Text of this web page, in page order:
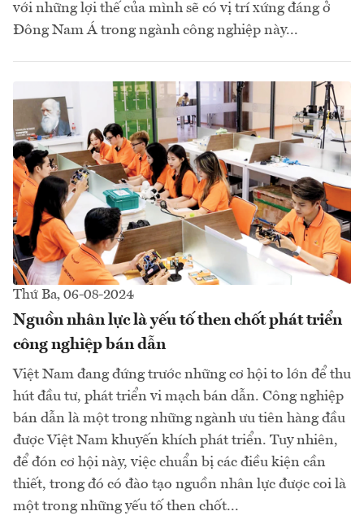
với những lợi thế của mình sẽ có vị trí xứng đáng ở
Đông Nam Á trong ngành công nghiệp này...
Thứ Ba, 06-08-2024
Nguồn nhân lực là yếu tố then chốt phát triển
công nghiệp bán dẫn
Việt Nam đang đứng trước những cơ hội to lớn để thu
hút đầu tư, phát triển vi mạch bán dẫn. Công nghiệp
bán dẫn là một trong những ngành ưu tiên hàng đầu
được Việt Nam khuyến khích phát triển. Tuy nhiên,
để đón cơ hội này, việc chuẩn bị các điều kiện cần
thiết, trong đó có đào tạo nguồn nhân lực được coi là
một trong những yếu tố then chốt...